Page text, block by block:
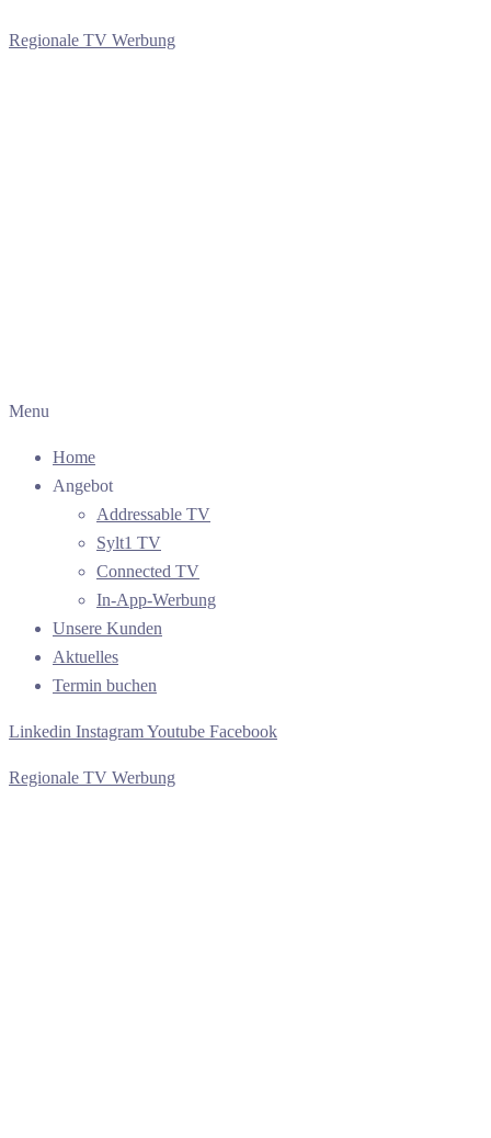
Regionale TV Werbung
Menu
Home
Angebot
Addressable TV
Sylt1 TV
Connected TV
In-App-Werbung
Unsere Kunden
Aktuelles
Termin buchen
Linkedin InstagramYoutube Facebook
Regionale TV Werbung